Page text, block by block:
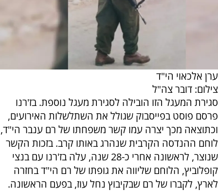
ערן אלכאוי הי"ד
צילום: דובר צה"ל
סגירת המעגל הזו הובילה לסגירת מעגל נוספת. בז'רנו
פרסם פוסט בפייסבוק שגולל את השתלשלות האירועים,
וכתוצאה מכך יצרה עמו קשר משפחתו של רם ענבר הי"ד,
לוחם ההנדסה הקרבית שנהרג באותו קרב. בזכות הקשר
שנוצר, לראשונה אחרי כ-28 שנה, עלה בז'רנו עם בנצי
קופלוביץ, הלוחם שליווה את גופתו של רם הי"ד בחזרה
לארץ, לקברו של רם שבקיבוץ נחל עוז, בפעם הראשונה.